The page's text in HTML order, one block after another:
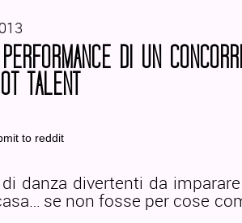
DI UN
TALENT
danza divertenti da
se non fosse per cose